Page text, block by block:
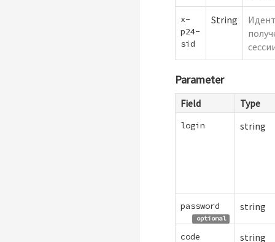
x-
p24-
sid
String
Parameter
Field Type
login string
password
optional
string
code string